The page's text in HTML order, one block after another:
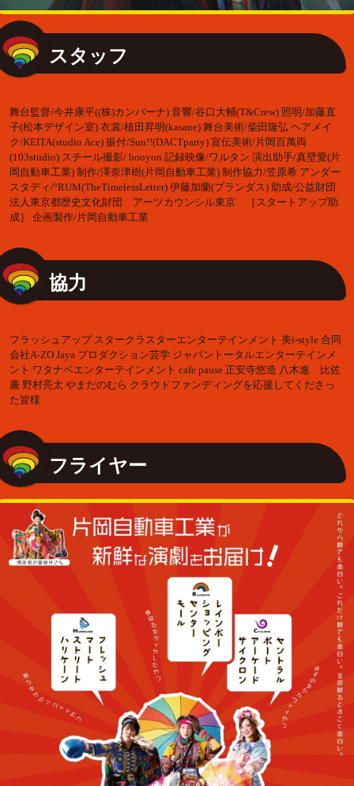
スタッフ
舞台監督/今井康平((株)カンパーナ) 音響/谷口大輔(T&Crew) 照明/加藤直
子(松本デザイン室) 衣裳/植田昇明(kasane) 舞台美術/柴田隆弘 ヘアメイ
ク/KEITA(studio Ace) 振付/Sun!!(DACTparty) 宣伝美術/片岡百萬両
(103studio) スチール撮影/ booyon 記録映像/ワルタン 演出助手/真壁愛(片
岡自動車工業) 制作/澤奈津樹(片岡自動車工業) 制作協力/笠原希 アンダー
スタディ/°RUM(TheTimelessLetter) 伊藤加蘭(プランダス) 助成/公益財団
法人東京都歴史文化財団 アーツカウンシル東京 ［スタートアップ助
成］ 企画製作/片岡自動車工業
協力
フラッシュアップ スタークラスターエンターテインメント 美i-style 合同
会社A-ZO Jaya プロダクション芸学 ジャパントータルエンターテインメ
ント ワタナベエンターテインメント cafe pause 正安寺悠造 八木進 比佐
廉 野村亮太 やまだのむら クラウドファンディングを応援してくださっ
た皆様
フライヤー